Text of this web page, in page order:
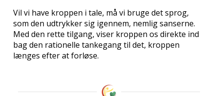
Vil vi have kroppen i tale, må vi bruge det sprog,
som den udtrykker sig igennem, nemlig sanserne.
Med den rette tilgang, viser kroppen os direkte ind
bag den rationelle tankegang til det, kroppen
længes efter at forløse.